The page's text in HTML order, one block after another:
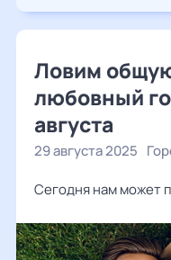
Ловим
любовный
августа
29 августа 2025
Сегодня нам может